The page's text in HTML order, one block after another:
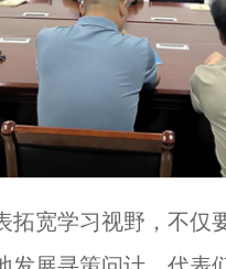
宽学习视野，不仅